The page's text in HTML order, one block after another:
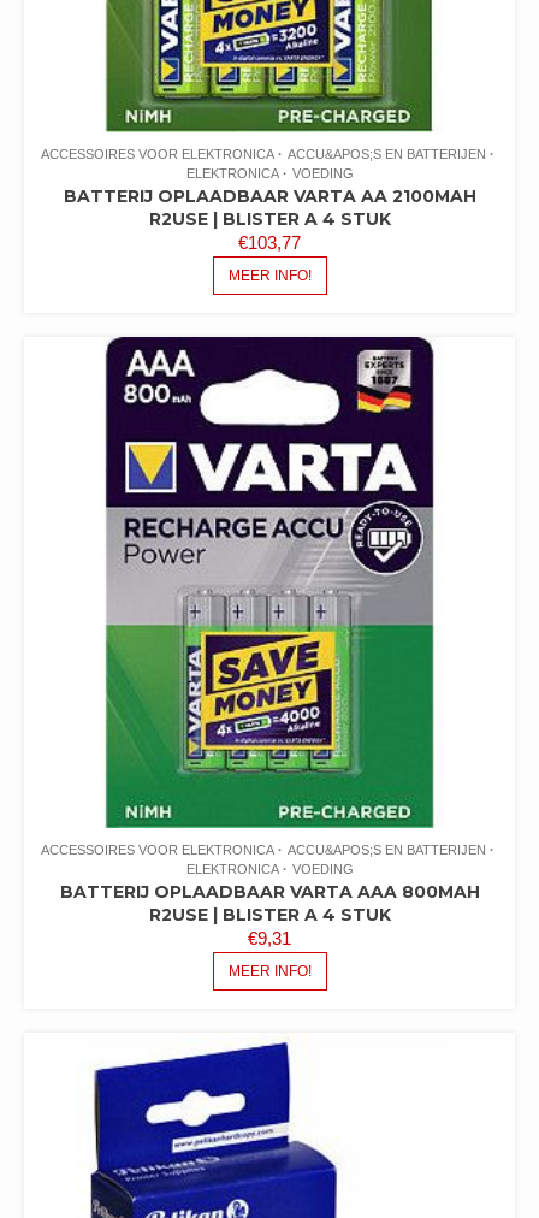
ACCESSOIRES VOOR ELEKTRONICA
ACCU&APOS;S EN BATTERIJEN
ELEKTRONICA
VOEDING
BATTERIJ OPLAADBAAR VARTA AA 2100MAH
R2USE | BLISTER A 4 STUK
€103,77
MEER INFO!
ACCESSOIRES VOOR ELEKTRONICA
ACCU&APOS;S EN BATTERIJEN
ELEKTRONICA
VOEDING
BATTERIJ OPLAADBAAR VARTA AAA 800MAH
R2USE | BLISTER A 4 STUK
€9,31
MEER INFO!